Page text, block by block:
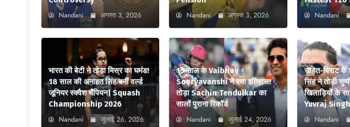
Nandani अगस्त 3, 2026 Nandani अगस्त 3, 2026 Nandani
भारत की बेटी ने तोड़ा मिस्र का घमंड!
18 साल की अनाहत सिंह बनीं वर्ल्ड
जूनियर स्क्वैश चैंपियन| Squash
Championship 2026
Nandani जुलाई 26, 2026
15 साल के Vaibhav
Sooryavanshi ने रचा इतिहास!
तोड़ा Sachin Tendulkar का
सालों पुराना रिकॉर्ड
Nandani जुलाई 24, 2026
रोहित-विराट के
सिंह ने तोड़ी
खिलाड़ियों के
Yuvraj
Nandani